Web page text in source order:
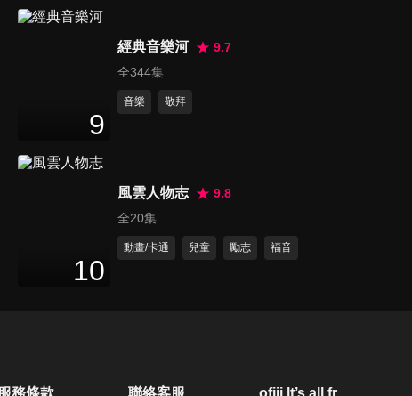
54分鐘
第291集 珍愛真心話
9
經典音樂河
9.7
全344集
音樂 敬拜
10
風雲人物志
9.8
全20集
動畫/卡通 兒童 勵志 福音
服務條款 聯絡客服